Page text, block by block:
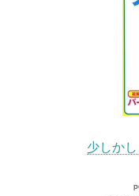
少しか